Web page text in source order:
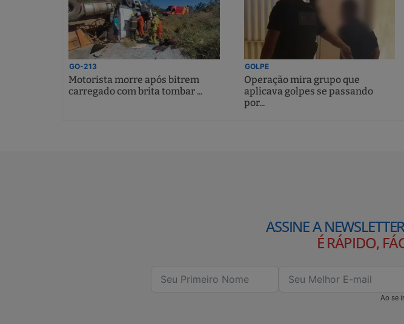
GO-213
Motorista morre após bitrem
carregado com brita tombar ...
GOLPE
Operação mira grupo que
aplicava golpes se passando
por...
ASSINE A
É RÁPIDO,
Ao se